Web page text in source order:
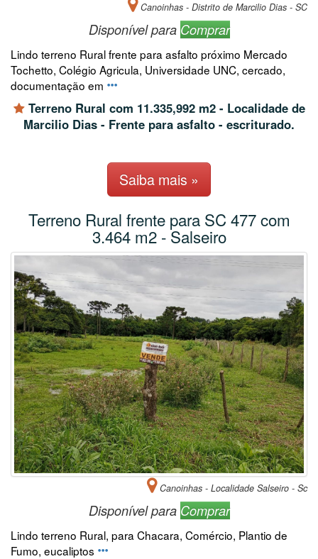
Canoinhas - Distrito de Marcilio Dias - SC
Disponível para Comprar
Lindo terreno Rural frente para asfalto próximo Mercado
Tochetto, Colégio Agricula, Universidade UNC, cercado,
documentação em
Terreno Rural com 11.335,992 m2 - Localidade de
Marcilio Dias - Frente para asfalto - escriturado.
Saiba mais »
Terreno Rural frente para SC 477 com
3.464 m2 - Salseiro
Canoinhas - Localidade Salseiro - Sc
Disponível para Comprar
Lindo terreno Rural, para Chacara, Comércio, Plantio de
Fumo, eucaliptos